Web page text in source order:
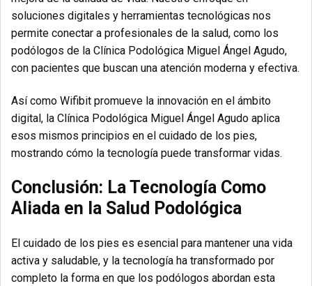
soluciones digitales y herramientas tecnológicas nos
permite conectar a profesionales de la salud, como los
podólogos de la Clínica Podológica Miguel Ángel Agudo,
con pacientes que buscan una atención moderna y efectiva.
Así como Wifibit promueve la innovación en el ámbito
digital, la Clínica Podológica Miguel Ángel Agudo aplica
esos mismos principios en el cuidado de los pies,
mostrando cómo la tecnología puede transformar vidas.
Conclusión: La Tecnología Como
Aliada en la Salud Podológica
El cuidado de los pies es esencial para mantener una vida
activa y saludable, y la tecnología ha transformado por
completo la forma en que los podólogos abordan esta